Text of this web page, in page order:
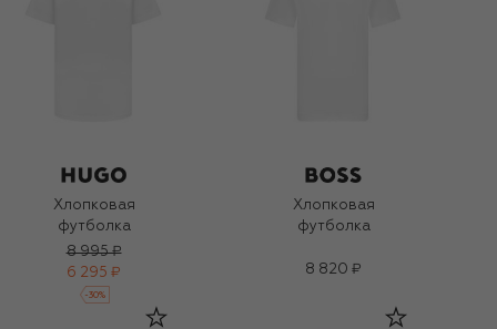
Хлопковая
футболка
8 995 ₽
6 295 ₽
-30%
Хлопковая
футболка
8 820 ₽